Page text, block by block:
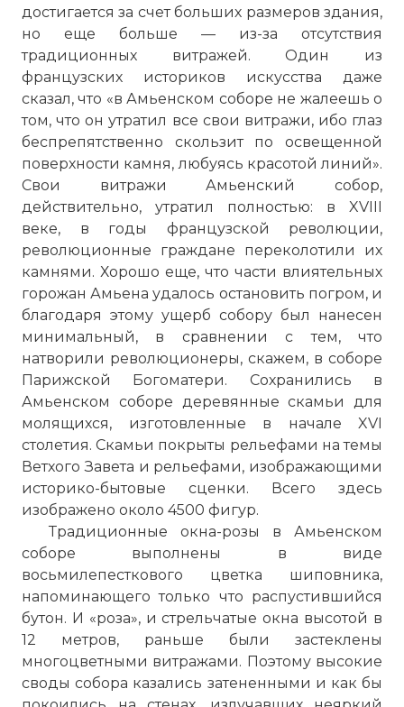
достигается за счет больших размеров здания,
но еще больше — из-за отсутствия
традиционных витражей. Один из
французских историков искусства даже
сказал, что «в Амьенском соборе не жалеешь о
том, что он утратил все свои витражи, ибо глаз
беспрепятственно скользит по освещенной
поверхности камня, любуясь красотой линий».
Свои витражиАмьенский собор,
действительно, утратил полностью: в XVIII
веке, в годы французской революции,
революционные граждане переколотили их
камнями. Хорошо еще, что части влиятельных
горожан Амьена удалось остановить погром, и
благодаря этому ущерб собору был нанесен
минимальный, в сравнении с тем, что
натворили революционеры, скажем, в соборе
Парижской Богоматери. Сохранились в
Амьенском соборе деревянные скамьи для
молящихся, изготовленные в начале XVI
столетия. Скамьи покрыты рельефами на темы
Ветхого Завета и рельефами, изображающими
историко-бытовые сценки. Всего здесь
изображено около 4500 фигур.
Традиционные окна-розы в Амьенском
соборе выполнены в виде
восьмилепесткового цветка шиповника,
напоминающего только что распустившийся
бутон. И «роза», и стрельчатые окна высотой в
12 метров, раньше были застеклены
многоцветными витражами. Поэтому высокие
своды собора казались затененными и как бы